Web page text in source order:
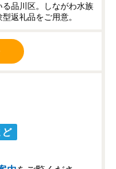
品川区。しながわ水族
返礼品をご用意。
ど